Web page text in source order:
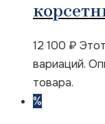
12 100 ₽
вариаций.
товара.
%